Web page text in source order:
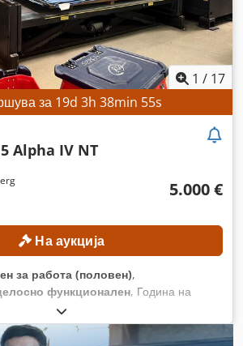
1 / 17
за 19d 3h 38min 51s
Alpha IV NT
5.000 €
На аукција
за работа (половен),
функционален, Година на
часови:
на ласерот:4.000 W, максимална
лим:12 мм
, максимална дебелина на